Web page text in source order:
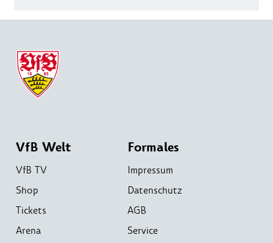
VfB Welt
VfB TV
Shop
Tickets
Arena
Formales
Impressum
Datenschutz
AGB
Service